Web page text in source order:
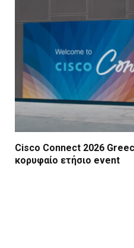
Cisco Connect 2026
κορυφαίο ετήσιο event